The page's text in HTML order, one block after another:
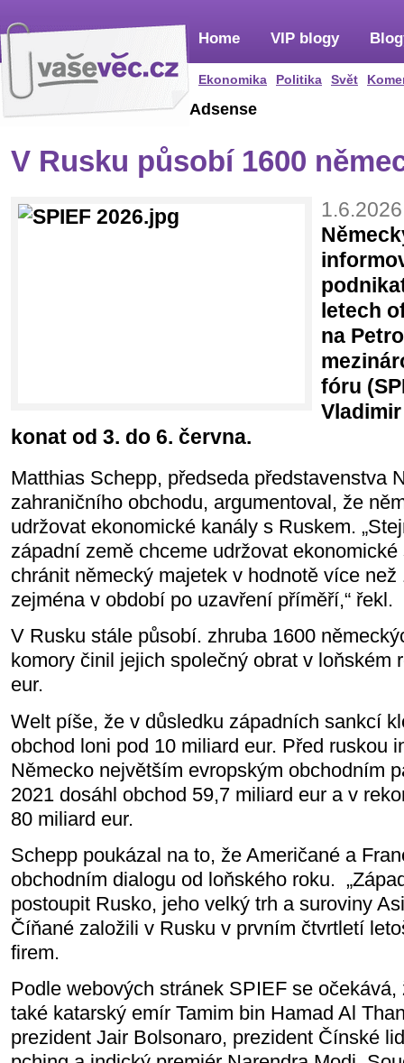
Home
Ekonomika Politika Svět
VIP blogy
Adsense
V Rusku působí 1600
letech
na
fóru
konat od 3. do 6. června.
Matthias Schepp, předseda představenstva
zahraničního obchodu, argumentoval, že
udržovat ekonomické kanály s Ruskem.
západní země chceme udržovat
chránit německý majetek v hodnotě více než
zejména v období po uzavření příměří,“ řekl.
V Rusku stále působí. zhruba 1600
komory činil jejich společný obrat v loňském
eur.
Welt píše, že v důsledku západních sankcí
obchod loni pod 10 miliard eur. Před ruskou
Německo největším evropským obchodním
2021 dosáhl obchod 59,7 miliard eur a v
80 miliard eur.
Schepp poukázal na to, že Američané a
obchodním dialogu od loňského roku.
postoupit Rusko, jeho velký trh a suroviny
Číňané založili v Rusku v prvním čtvrtletí
firem.
Podle webových stránek SPIEF se
také katarský emír Tamim bin Hamad Al
prezident Jair Bolsonaro, prezident Čínské